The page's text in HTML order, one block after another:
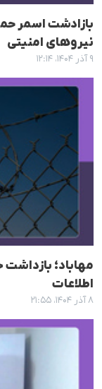
بازادشت اسمر
نیروهای امنیتی
۹ آذر ۱۴۰۴، ۱۲:۱۴
مهاباد؛
اطلاعات
۸ آذر ۱۴۰۴، ۲۱:۵۵